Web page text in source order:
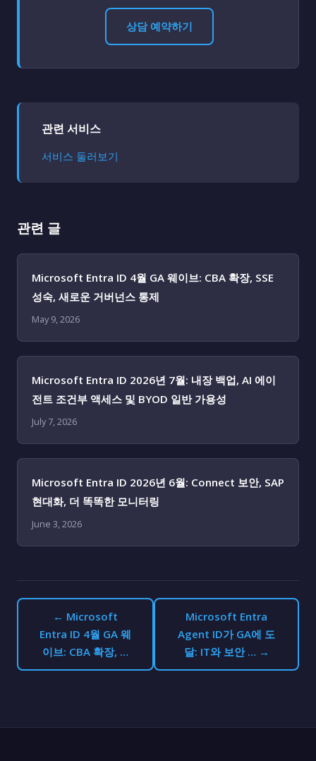
상담 예약하기
관련 서비스
서비스 둘러보기
관련 글
Microsoft Entra ID 4월 GA 웨이브: CBA 확장, SSE
성숙, 새로운 거버넌스 통제
May 9, 2026
Microsoft Entra ID 2026년 7월: 내장 백업, AI 에이
전트 조건부 액세스 및 BYOD 일반 가용성
July 7, 2026
Microsoft Entra ID 2026년 6월: Connect 보안, SAP
현대화, 더 똑똑한 모니터링
June 3, 2026
← Microsoft
Entra ID 4월 GA 웨
이브: CBA 확장, …
Microsoft Entra
Agent ID가 GA에 도
달: IT와 보안 … →